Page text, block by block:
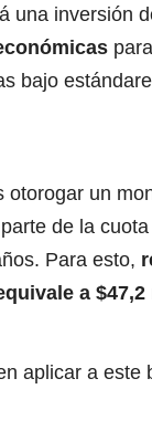
una inversión
bajo
otorogar un
de la
Para esto,
a
aplicar a